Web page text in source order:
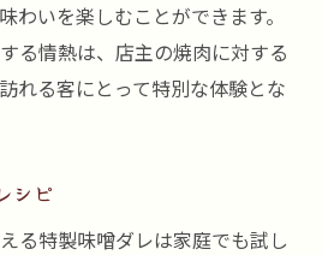
わいを楽しむことができます。
る情熱は、店主の焼肉に対する
れる客にとって特別な体験とな
シピ
る特製味噌ダレは家庭でも試し